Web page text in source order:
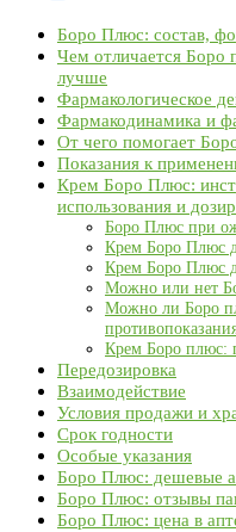
Боро Плюс: состав,
Чем отличается Боро
лучше
Фармакологическое
Фармакодинамика и
От чего помогает
Показания к
Крем Боро Плюс:
использования и
Боро Плюс при
Крем Боро Плюс
Крем Боро Плюс
Можно или нет
Можно ли Боро
Крем Боро плюс:
Передозировка
Взаимодействие
Условия продажи и
Срок годности
Особые указания
Боро Плюс: дешевые
Боро Плюс: отзывы
Боро Плюс: цена в